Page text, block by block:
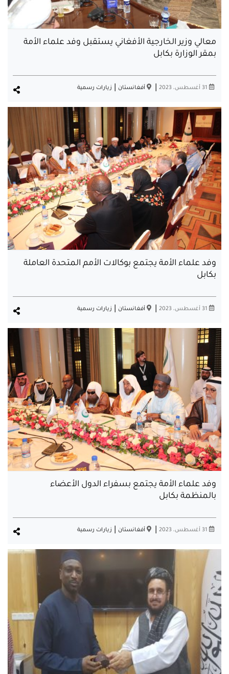
معالي وزير الخارجية الأفغاني يستقبل وفد علماء الأمة
بمقر الوزارة بكابل
31 أغسطس، 2023 | أفغانستان| زيارات رسمية
وفد علماء الأمة يجتمع بوكالات الأمم المتحدة العاملة
بكابل
31 أغسطس، 2023 | أفغانستان| زيارات رسمية
وفد علماء الأمة يجتمع بسفراء الدول الأعضاء
بالمنظمة بكابل
31 أغسطس، 2023 | أفغانستان| زيارات رسمية